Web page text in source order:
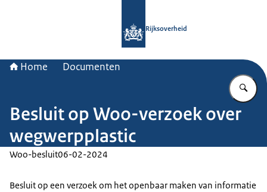
Rijksoverheid
Home Documenten
Besluit op Woo-verzoek over
wegwerpplastic
Woo-besluit06-02-2024
Besluit op een verzoek om het openbaar maken van informatie